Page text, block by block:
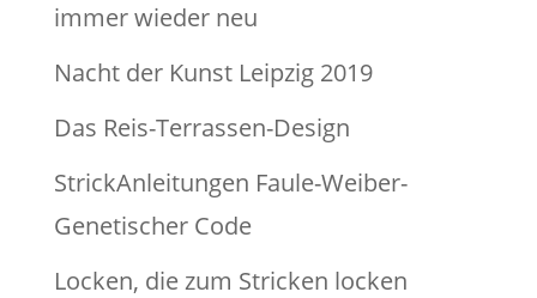
immer wieder neu
Nacht der Kunst Leipzig 2019
Das Reis-Terrassen-Design
StrickAnleitungen Faule-Weiber-
Genetischer Code
Locken, die zum Stricken locken